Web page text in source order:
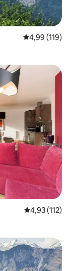
4,99 av 5 i
4,99 (119)
4,93 av 5 i
4,93 (112)